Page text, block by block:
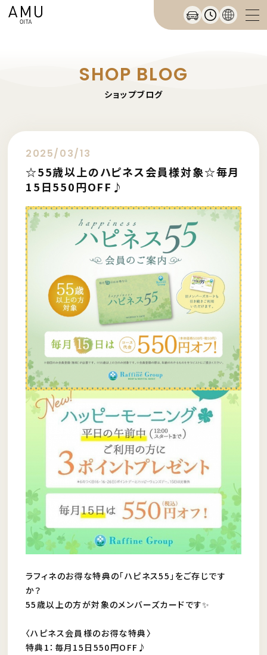
SHOP BLOG
ショップブログ
2025/03/13
☆55歳以上のハピネス会員様対象☆毎月
15日550円OFF♪
ラフィネのお得な特典の「ハピネス55」をご存じです
か？
55歳以上の方が対象のメンバーズカードです✨
〈ハピネス会員様のお得な特典〉
特典1：毎月15日550円OFF♪